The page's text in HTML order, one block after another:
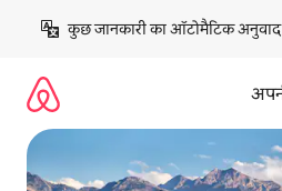
छोड़कर
कॉन्टेंट
कुछ जानकारी का ऑटोमैटिक अनुवाद